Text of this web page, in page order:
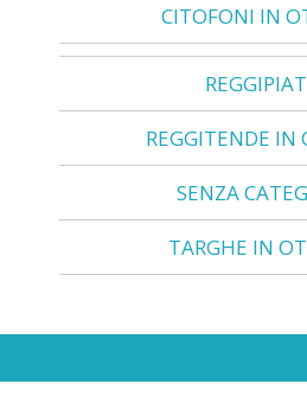
CITOFONI IN
REGGITENDE IN
SENZA
TARGHE IN